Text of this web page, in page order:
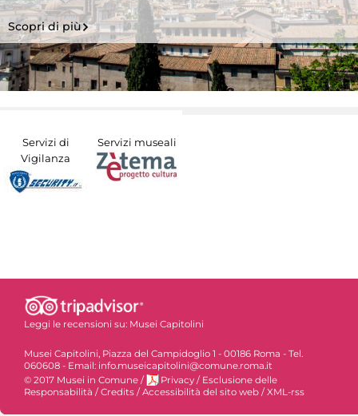
Scopri di più
Servizi di
Vigilanza
Servizi museali
Leggi le recensioni su: Musei Capitolini
Musei Capitolini, Piazza del Campidoglio 1 - 00186 Roma - Tel.
060608 - Email: info.museicapitolini@comune.roma.it
© 2017 Musei in Comune / Privacy / Esclusione delle
Responsabilità / Credits / Accessibilità del sito web / XML-rss